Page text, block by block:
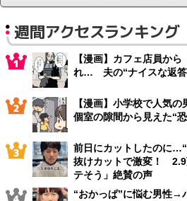
週間アクセスランキング
【漫画】カフェ店員か
れ… 夫の“ナイスな返答
【漫画】小学校で人気
個室の隙間から見えた“
前日にカットしたのに
抜けカットで激変！ 2.9
テそう」絶賛の声
“おかっぱ”に悩む男性→